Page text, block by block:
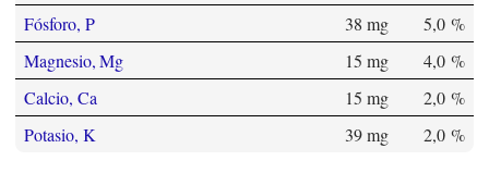
Fósforo, P
38 mg
5,0 %
Magnesio, Mg
15 mg
4,0 %
Calcio, Ca
15 mg
2,0 %
Potasio, K
39 mg 2,0 %